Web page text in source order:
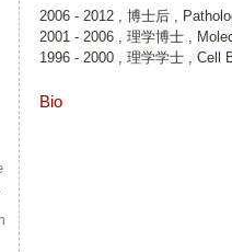
2006 - 2012 , 博士后 ,
2001 - 2006 , 理学博士 ,
1996 - 2000 , 理学学士 , Cell
Bio